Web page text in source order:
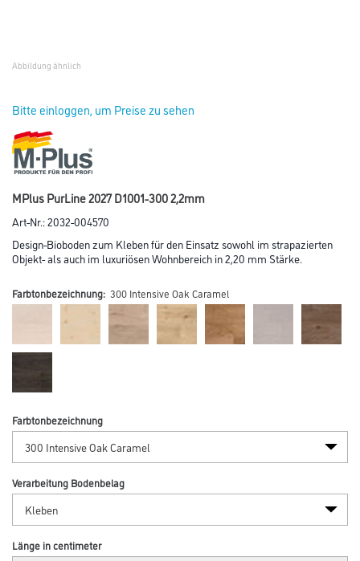
Abbildung ähnlich
Bitte einloggen, um Preise zu sehen
MPlus PurLine 2027 D1001-300 2,2mm
Art-Nr.:2032-004570
Design-Bioboden zum Kleben für den Einsatz sowohl im strapazierten
Objekt- als auch im luxuriösen Wohnbereich in 2,20 mm Stärke.
Farbtonbezeichnung: 300 Intensive Oak Caramel
Farbtonbezeichnung
Verarbeitung Bodenbelag
Länge in centimeter